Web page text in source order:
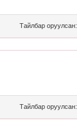
Тайлбар оруулсан:
Тайлбар оруулсан: